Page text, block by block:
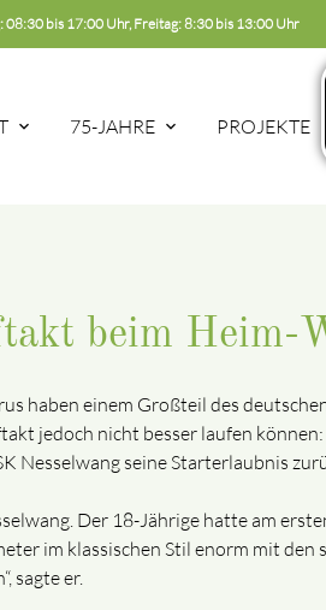
08:30 bis 17:00 Uhr, Freitag: 8:30 bis 13:00 Uhr
75-JAHRE PROJEKTE
beim Heim-
haben einem Großteil des
jedoch nicht besser laufen
Nesselwang seine Starterlaubnis
Der 18-Jährige hatte am
im klassischen Stil enorm mit den
sagte er.